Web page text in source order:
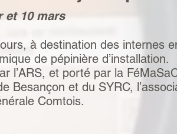
et 10 mars
à destination des internes
de pépinière d’installation.
l’ARS, et porté par la
Besançon et du SYRC,
Comtois.